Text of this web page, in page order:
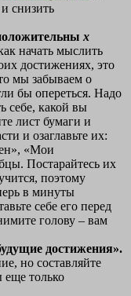
снизить
х
начать мыслить
достижениях, это
мы забываем о
бы опереться. Надо
себе, какой вы
лист бумаги и
и озаглавьте их:
«Мои
Постарайтесь их
поэтому
в минуты
себе его перед
голову – вам
достижения».
но составляйте
еще только